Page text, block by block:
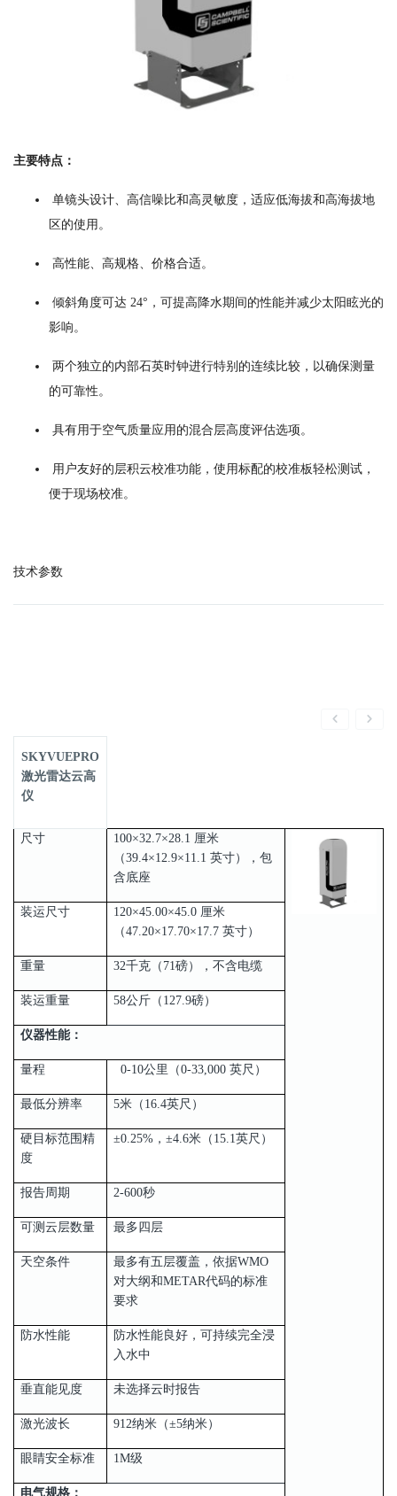
主要特点：
单镜头设计、高信噪比和高灵敏度，适应低海拔和高海拔地
区的使用。
高性能、高规格、价格合适。
倾斜角度可达 24°，可提高降水期间的性能并减少太阳眩光的
影响。
两个独立的内部石英时钟进行特别的连续比较，以确保测量
的可靠性。
具有用于空气质量应用的混合层高度评估选项。
用户友好的层积云校准功能，使用标配的校准板轻松测试，
便于现场校准。
技术参数
SKYVUEPRO
激光雷达云高
仪
尺寸
100×32.7×28.1 厘米
（39.4×12.9×11.1 英寸），包
含底座
装运尺寸
120×45.00×45.0 厘米
（47.20×17.70×17.7 英寸）
重量 32千克（71磅），不含电缆
装运重量 58公斤（127.9磅）
仪器性能：
量程 0-10公里（0-33,000 英尺）
最低分辨率 5米（16.4英尺）
硬目标范围精
度
±0.25%，±4.6米（15.1英尺）
报告周期 2-600秒
可测云层数量 最多四层
天空条件
最多有五层覆盖，依据WMO
对大纲和METAR代码的标准
要求
防水性能
防水性能良好，可持续完全浸
入水中
垂直能见度 未选择云时报告
激光波长 912纳米（±5纳米）
眼睛安全标准 1M级
电气规格：